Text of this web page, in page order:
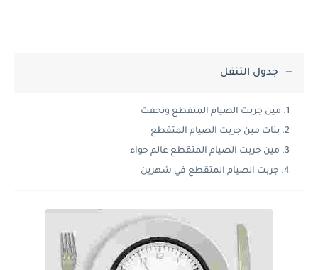
جدول التنقل
مين جربت الصيام المتقطع ونحفت
بنات مين جربت الصيام المتقطع
مين جربت الصيام المتقطع عالم حواء
جربت الصيام المتقطع في شهرين